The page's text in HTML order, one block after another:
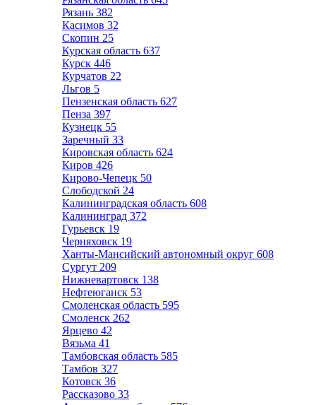
Рязань 382
Касимов 32
Скопин 25
Курская область 637
Курск 446
Курчатов 22
Льгов 5
Пензенская область 627
Пенза 397
Кузнецк 55
Заречный 33
Кировская область 624
Киров 426
Кирово-Чепецк 50
Слободской 24
Калининградская область 608
Калининград 372
Гурьевск 19
Черняховск 19
Ханты-Мансийский автономный округ 608
Сургут 209
Нижневартовск 138
Нефтеюганск 53
Смоленская область 595
Смоленск 262
Ярцево 42
Вязьма 41
Тамбовская область 585
Тамбов 327
Котовск 36
Рассказово 33